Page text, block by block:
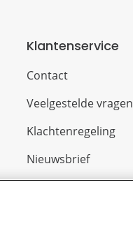
Klantenservice
Contact
Veelgestelde vragen
Klachtenregeling
Nieuwsbrief